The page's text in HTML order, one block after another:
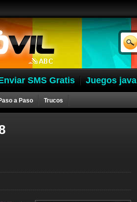
SMS Gratis Juegos java
a Paso Trucos